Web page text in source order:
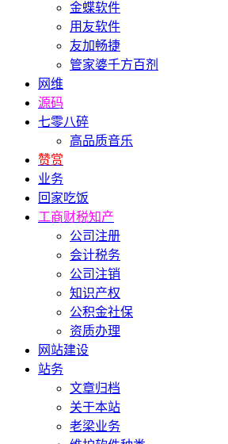
金蝶软件
用友软件
友加畅捷
管家婆千方百剂
网维
源码
七零八碎
高品质音乐
赞赏
业务
回家吃饭
工商财税知产
公司注册
会计税务
公司注销
知识产权
公积金社保
资质办理
网站建设
站务
文章归档
关于本站
老梁业务